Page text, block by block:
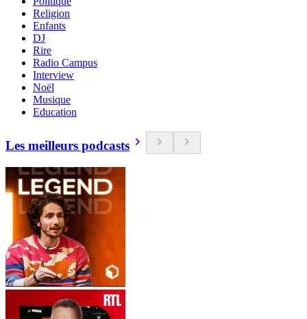
Religion
Enfants
DJ
Rire
Radio Campus
Interview
Noël
Musique
Education
Les meilleurs podcasts